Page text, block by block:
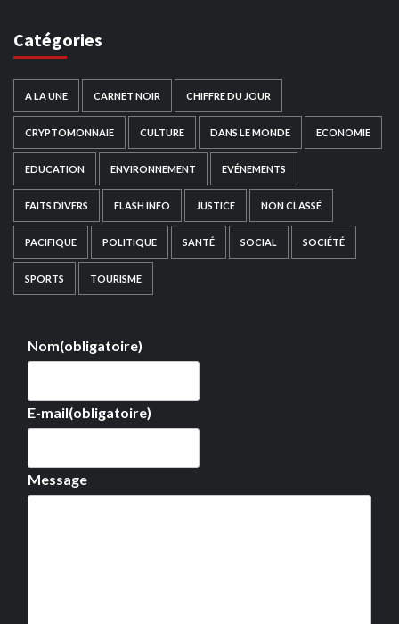
Catégories
A LA UNE CARNET NOIR CHIFFRE DU JOUR
CRYPTOMONNAIE CULTURE DANS LE MONDE ECONOMIE
EDUCATION ENVIRONNEMENT EVÉNEMENTS
FAITS DIVERS FLASH INFO JUSTICE NON CLASSÉ
PACIFIQUE POLITIQUE SANTÉ SOCIAL SOCIÉTÉ
SPORTS TOURISME
Nom(obligatoire)
E-mail(obligatoire)
Message